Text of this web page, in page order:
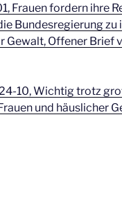
Frauen fordern ihre
Bundesregierung
Gewalt, Offener Brief
10, Wichtig trotz
und häuslicher